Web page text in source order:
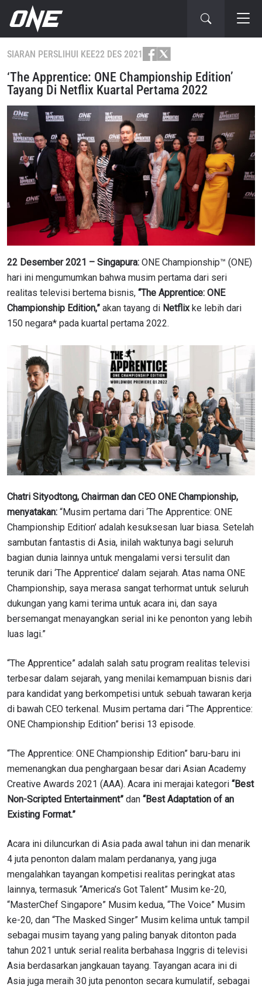
SIARAN PERSLIHUI KEE22 DES 2021
‘The Apprentice: ONE Championship Edition’
Tayang Di Netflix Kuartal Pertama 2022
22 Desember 2021 – Singapura: ONE Championship™ (ONE)
hari ini mengumumkan bahwa musim pertama dari seri
realitas televisi bertema bisnis, “The Apprentice: ONE
Championship Edition,” akan tayang di Netflixke lebih dari
150 negara* pada kuartal pertama 2022.
Chatri Sityodtong, Chairman dan CEO ONE Championship,
menyatakan: “Musim pertama dari ‘The Apprentice: ONE
Championship Edition’ adalah kesuksesan luar biasa. Setelah
sambutan fantastis di Asia, inilah waktunya bagi seluruh
bagian dunia lainnya untuk mengalami versi tersulit dan
terunik dari ‘The Apprentice’ dalam sejarah. Atas nama ONE
Championship, saya merasa sangat terhormat untuk seluruh
dukungan yang kami terima untuk acara ini, dan saya
bersemangat menayangkan serial ini ke penonton yang lebih
luas lagi.”
“The Apprentice” adalah salah satu program realitas televisi
terbesar dalam sejarah, yang menilai kemampuan bisnis dari
para kandidat yang berkompetisi untuk sebuah tawaran kerja
di bawah CEO terkenal. Musim pertama dari “The Apprentice:
ONE Championship Edition” berisi 13 episode.
“The Apprentice: ONE Championship Edition” baru-baru ini
memenangkan dua penghargaan besar dari Asian Academy
Creative Awards 2021 (AAA). Acara ini merajai kategori “Best
Non-Scripted Entertainment” dan “Best Adaptation of an
Existing Format.”
Acara ini diluncurkan di Asia pada awal tahun ini dan menarik
4 juta penonton dalam malam perdananya, yang juga
mengalahkan tayangan kompetisi realitas peringkat atas
lainnya, termasuk “America’s Got Talent” Musim ke-20,
“MasterChef Singapore” Musim kedua, “The Voice” Musim
ke-20, dan “The Masked Singer” Musim kelima untuk tampil
sebagai musim tayang yang paling banyak ditonton pada
tahun 2021 untuk serial realita berbahasa Inggris di televisi
Asia berdasarkan jangkauan tayang. Tayangan acara ini di
Asia juga meraih 30 juta penonton secara kumulatif, sebagai